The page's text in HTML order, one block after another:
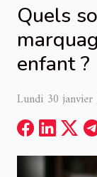
Quels
enfant ?
Lundi 30